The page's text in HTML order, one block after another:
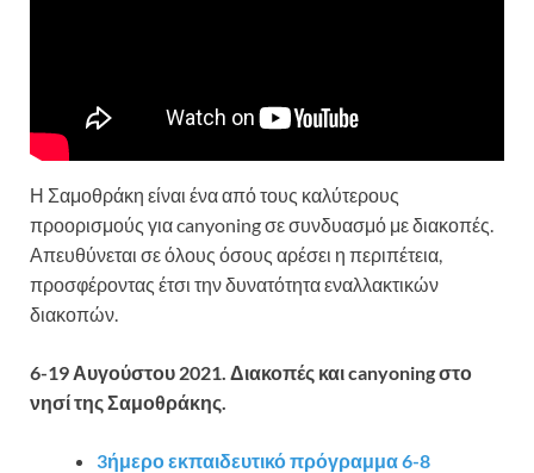
Η Σαμοθράκη είναι ένα από τους καλύτερους
προορισμούς για canyoning σε συνδυασμό με διακοπές.
Απευθύνεται σε όλους όσους αρέσει η περιπέτεια,
προσφέροντας έτσι την δυνατότητα εναλλακτικών
διακοπών.
6-19 Αυγούστου 2021. Διακοπές και canyoning στο
νησί της Σαμοθράκης.
3ήμερο εκπαιδευτικό πρόγραμμα 6-8